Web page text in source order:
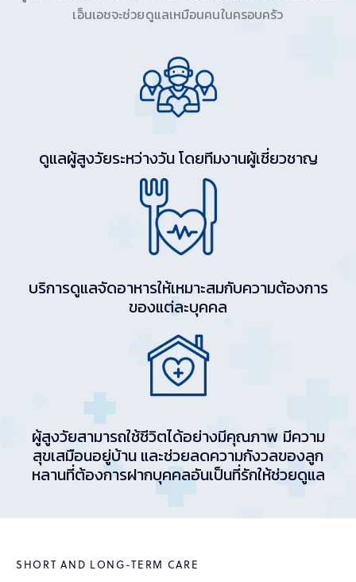
เอ็นเอชจะช่วยดูแลเหมือนคนในครอบครัว
ดูแลผู้สูงวัยระหว่างวัน โดยทีมงานผู้เชี่ยวชาญ
บริการดูแลจัดอาหารให้เหมาะสมกับความต้องการ
ของแต่ละบุคคล
ผู้สูงวัยสามารถใช้ชีวิตได้อย่างมีคุณภาพ มีความ
สุขเสมือนอยู่บ้าน และช่วยลดความกังวลของลูก
หลานที่ต้องการฝากบุคคลอันเป็นที่รักให้ช่วยดูแล
SHORT AND LONG-TERM CARE